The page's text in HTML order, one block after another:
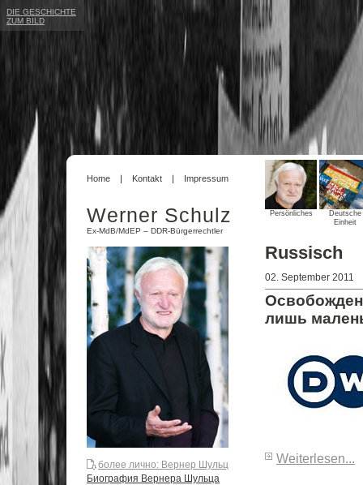
Russisch
02. September 2011
лишь
Weiterlesen...
Home Kontakt Impressum
Werner Schulz
Ex-MdB/MdEP – DDR-Bürgerrechtler
более лично: Вернер Шульц
Биография Вернера Шульца
Persönliches
Deutsche
Einheit
DIE GESCHICHTE
ZUM BILD